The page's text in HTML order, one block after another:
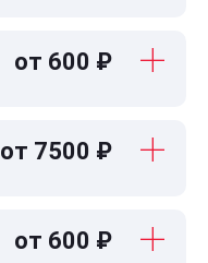
от 600 ₽
от 7500 ₽
от 600 ₽